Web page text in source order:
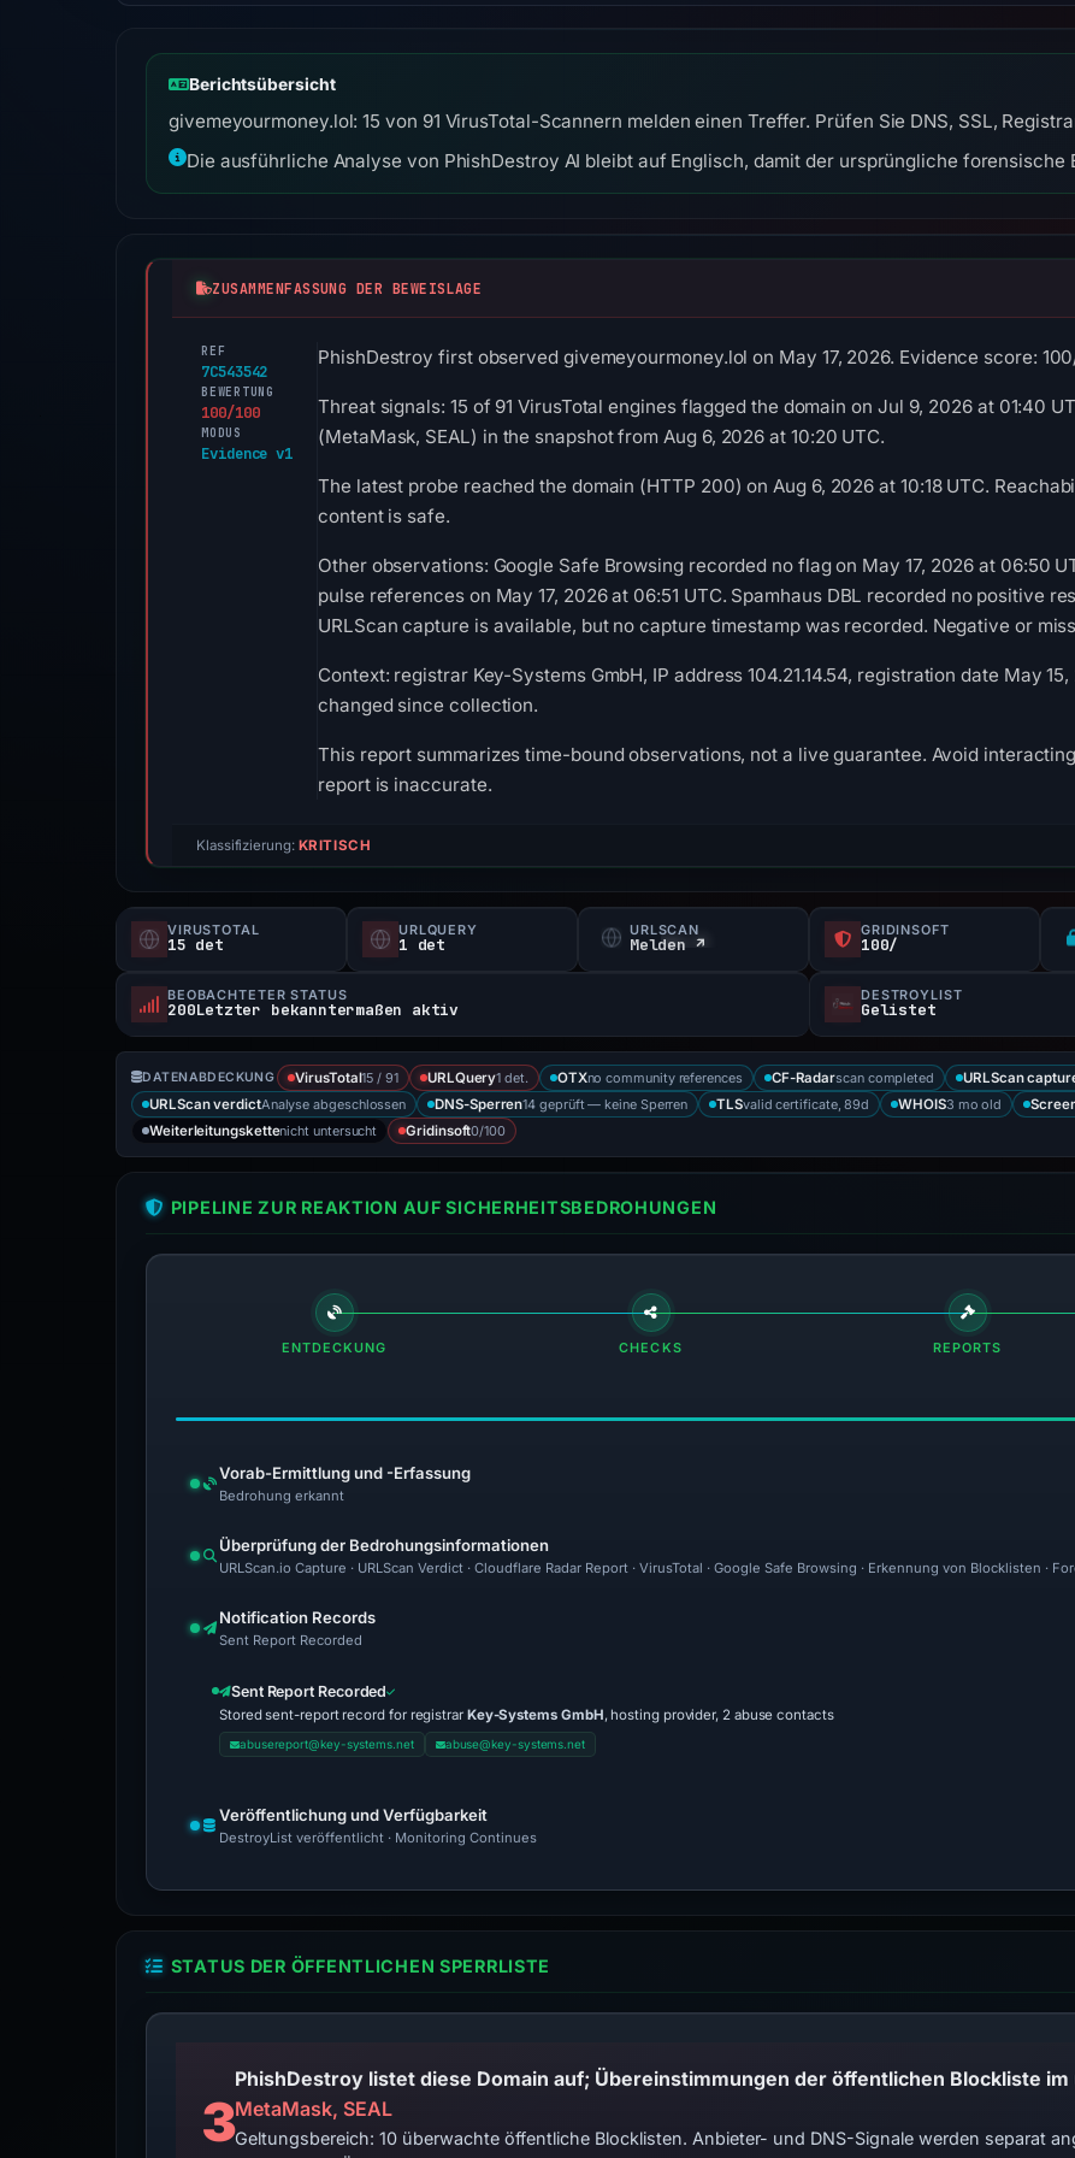
Berichtsübersicht
givemeyourmoney.lol: 15 von 91 VirusTotal-Scannern melden einen Treffer. Prüfen Sie DNS, SSL,
Die ausführliche Analyse von PhishDestroy AI bleibt auf Englisch, damit der ursprüngliche
ZUSAMMENFASSUNG DER BEWEISLAGE
REF
7C543542
BEWERTUNG
100/100
MODUS
Evidence v1
PhishDestroy first observed givemeyourmoney.lol on May 17, 2026. Evidence score:
Threat signals: 15 of 91 VirusTotal engines flagged the domain on Jul 9, 2026 at 01:40
(MetaMask, SEAL) in the snapshot from Aug 6, 2026 at 10:20 UTC.
The latest probe reached the domain (HTTP 200) on Aug 6, 2026 at 10:18 UTC.
content is safe.
Other observations: Google Safe Browsing recorded no flag on May 17, 2026 at 06:50
pulse references on May 17, 2026 at 06:51 UTC. Spamhaus DBL recorded no positive
URLScan capture is available, but no capture timestamp was recorded. Negative or
Context: registrar Key-Systems GmbH, IP address 104.21.14.54, registration date May
changed since collection.
This report summarizes time-bound observations, not a live guarantee. Avoid
report is inaccurate.
Klassifizierung: KRITISCH
VIRUSTOTAL
15 det
URLQUERY
1 det
URLSCAN
Melden ↗
GRIDINSOFT
100/
BEOBACHTETER STATUS
200Letzter bekanntermaßen aktiv
DESTROYLIST
Gelistet
DATENABDECKUNG VirusTotal15 / 91 URLQuery1 det. OTXno community references CF-Radarscan completed URLScan
URLScan verdictAnalyse abgeschlossen DNS-Sperren14 geprüft — keine Sperren TLSvalid certificate, 89d WHOIS3 mo old
Weiterleitungskettenicht untersucht Gridinsoft0/100
PIPELINE ZUR REAKTION AUF SICHERHEITSBEDROHUNGEN
ENTDECKUNG CHECKS REPORTS
Vorab-Ermittlung und -Erfassung
Bedrohung erkannt
Überprüfung der Bedrohungsinformationen
URLScan.io Capture · URLScan Verdict · Cloudflare Radar Report · VirusTotal · Google Safe Browsing · Erkennung von Blocklisten ·
Notification Records
Sent Report Recorded
Sent Report Recorded
Stored sent-report record for registrar Key-Systems GmbH, hosting provider, 2 abuse contacts
abusereport@key-systems.net abuse@key-systems.net
Veröffentlichung und Verfügbarkeit
DestroyList veröffentlicht · Monitoring Continues
STATUS DER ÖFFENTLICHEN SPERRLISTE
3MetaMask, SEAL
Geltungsbereich: 10 überwachte öffentliche Blocklisten. Anbieter- und DNS-Signale werden separat